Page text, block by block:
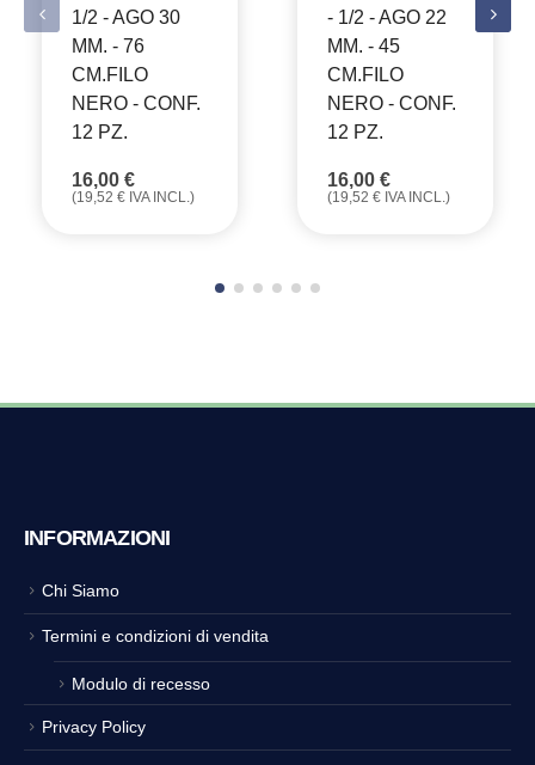
1/2 - AGO 30
MM. - 76
CM.FILO
NERO - CONF.
12 PZ.
16,00 €
(19,52 € IVA INCL.)
- 1/2 - AGO 22
MM. - 45
CM.FILO
NERO - CONF.
12 PZ.
16,00 €
(19,52 € IVA INCL.)
INFORMAZIONI
Chi Siamo
Termini e condizioni di vendita
Modulo di recesso
Privacy Policy